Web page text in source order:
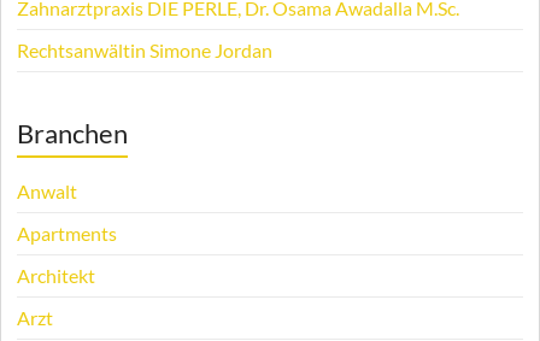
Zahnarztpraxis DIE PERLE, Dr. Osama Awadalla M.Sc.
Rechtsanwältin Simone Jordan
Branchen
Anwalt
Apartments
Architekt
Arzt